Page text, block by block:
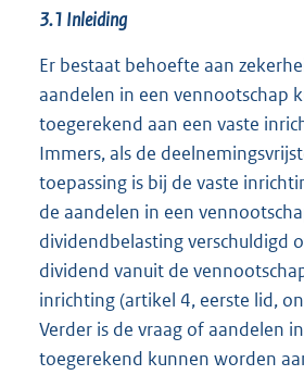
3.1 Inleiding
Er bestaat behoefte aan
aandelen in een vennootschap
toegerekend aan een vaste
Immers, als de
toepassing is bij de vaste
de aandelen in een
dividendbelasting verschuldigd
dividend vanuit de
inrichting (artikel 4, eerste lid,
Verder is de vraag of aandelen
toegerekend kunnen worden